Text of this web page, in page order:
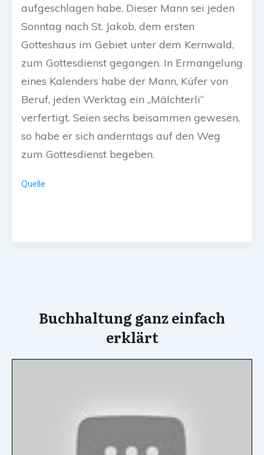
aufgeschlagen habe. Dieser Mann sei jeden
Sonntag nach St. Jakob, dem ersten
Gotteshaus im Gebiet unter dem Kernwald,
zum Gottesdienst gegangen. In Ermangelung
eines Kalenders habe der Mann, Küfer von
Beruf, jeden Werktag ein „Mälchterli“
verfertigt. Seien sechs beisammen gewesen,
so habe er sich anderntags auf den Weg
zum Gottesdienst begeben.
Quelle
Buchhaltung ganz einfach
erklärt